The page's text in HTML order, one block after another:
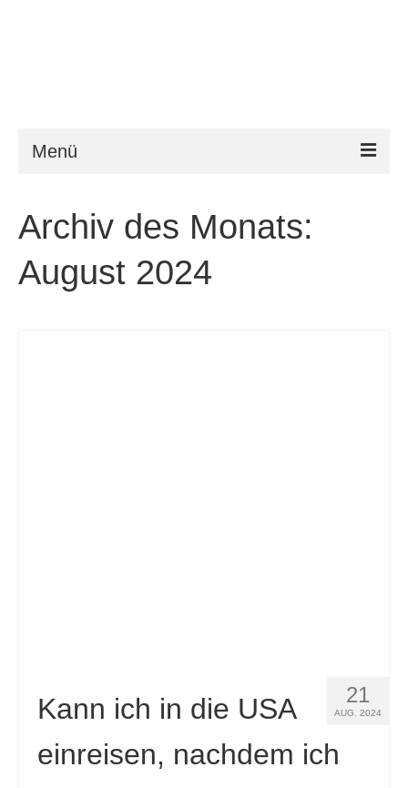
Menü
Anforderungen
FAQ
Suomi(Finnisch)
Archiv des Monats:
August 2024
21
AUG. 2024
Kann ich in die USA
einreisen, nachdem ich